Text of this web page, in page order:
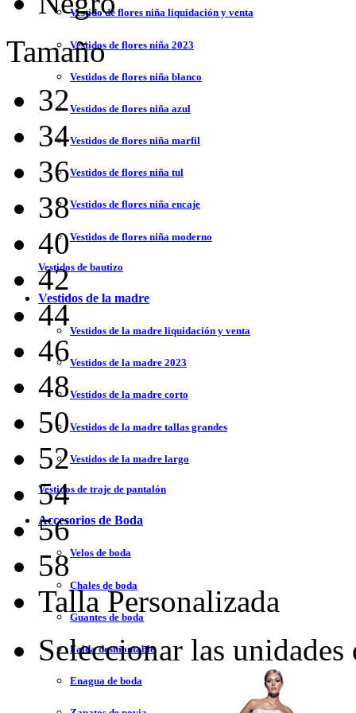
Vestido de flores niña liquidación y venta
Vestidos de flores niña 2023
Vestidos de flores niña blanco
Vestidos de flores niña azul
Vestidos de flores niña marfil
Vestidos de flores niña tul
Vestidos de flores niña encaje
Vestidos de flores niña moderno
Vestidos de bautizo
Vestidos de la madre
Vestidos de la madre liquidación y venta
Vestidos de la madre 2023
Vestidos de la madre corto
Vestidos de la madre tallas grandes
Vestidos de la madre largo
Vestidos de traje de pantalón
Accesorios de Boda
Velos de boda
Chales de boda
Guantes de boda
Falda desmontable
Enagua de boda
Tamaño
32
34
36
38
40
42
44
46
48
50
52
54
56
58
Talla Personalizada
Seleccionar las